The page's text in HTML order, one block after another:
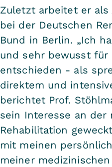
Zuletzt arbeitet er
bei der Deutschen
Bund in Berlin. „Ich
und sehr bewusst für
entschieden - als
direktem und
berichtet Prof.
sein Interesse an der
Rehabilitation
mit meinen
meiner